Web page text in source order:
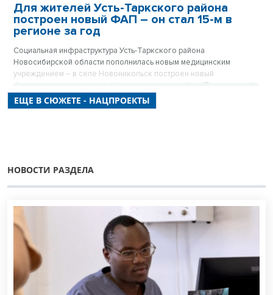
Для жителей Усть-Таркского района
построен новый ФАП – он стал 15-м в
регионе за год
Социальная инфраструктура Усть-Таркского района
Новосибирской области пополнилась новым медицинским
учреждением – в селе Новоникольск построен новый
фельдшерско-акушерский пункт, рассчитанный на 15 посещений
в смену.
ЕЩЕ В СЮЖЕТЕ - НАЦПРОЕКТЫ
НОВОСТИ РАЗДЕЛА